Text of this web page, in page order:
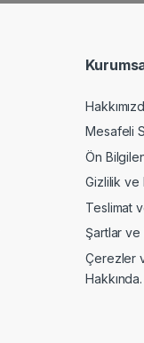
Mesafeli
Ön
Gizlilik ve
Teslimat
Şartlar ve
Çerezler
Hakkında.